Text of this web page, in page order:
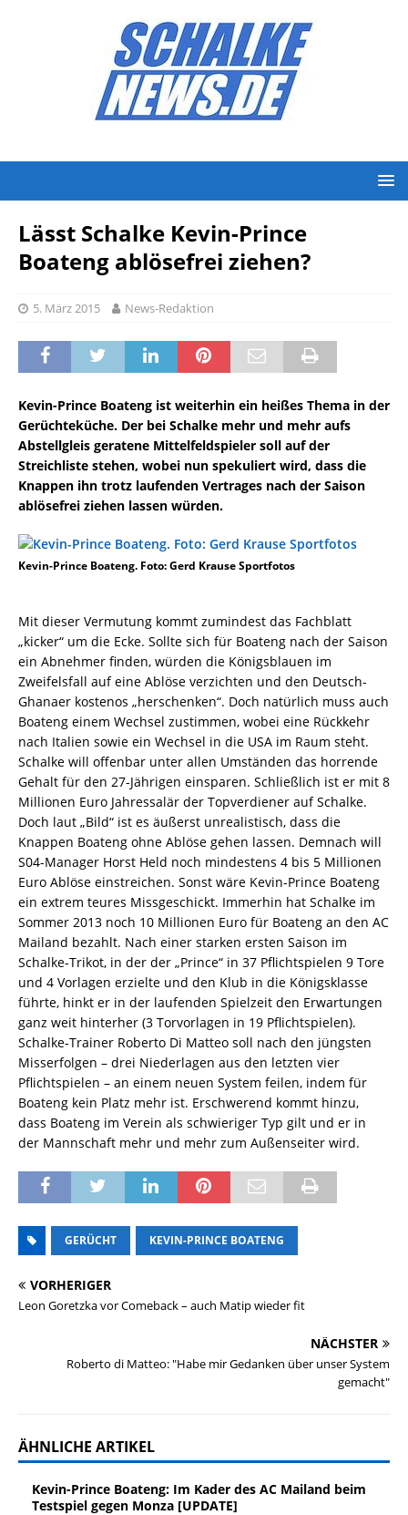
Lässt Schalke Kevin-Prince
Boateng ablösefrei ziehen?
5. März 2015 News-Redaktion
Kevin-Prince Boateng ist weiterhin ein heißes Thema in der
Gerüchteküche. Der bei Schalke mehr und mehr aufs
Abstellgleis geratene Mittelfeldspieler soll auf der
Streichliste stehen, wobei nun spekuliert wird, dass die
Knappen ihn trotz laufenden Vertrages nach der Saison
ablösefrei ziehen lassen würden.
Kevin-Prince Boateng. Foto: Gerd Krause Sportfotos
Mit dieser Vermutung kommt zumindest das Fachblatt
„kicker“ um die Ecke. Sollte sich für Boateng nach der Saison
ein Abnehmer finden, würden die Königsblauen im
Zweifelsfall auf eine Ablöse verzichten und den Deutsch-
Ghanaer kostenos „herschenken“. Doch natürlich muss auch
Boateng einem Wechsel zustimmen, wobei eine Rückkehr
nach Italien sowie ein Wechsel in die USA im Raum steht.
Schalke will offenbar unter allen Umständen das horrende
Gehalt für den 27-Jährigen einsparen. Schließlich ist er mit 8
Millionen Euro Jahressalär der Topverdiener auf Schalke.
Doch laut „Bild“ ist es äußerst unrealistisch, dass die
Knappen Boateng ohne Ablöse gehen lassen. Demnach will
S04-Manager Horst Held noch mindestens 4 bis 5 Millionen
Euro Ablöse einstreichen. Sonst wäre Kevin-Prince Boateng
ein extrem teures Missgeschickt. Immerhin hat Schalke im
Sommer 2013 noch 10 Millionen Euro für Boateng an den AC
Mailand bezahlt. Nach einer starken ersten Saison im
Schalke-Trikot, in der der „Prince“ in 37 Pflichtspielen 9 Tore
und 4 Vorlagen erzielte und den Klub in die Königsklasse
führte, hinkt er in der laufenden Spielzeit den Erwartungen
ganz weit hinterher (3 Torvorlagen in 19 Pflichtspielen).
Schalke-Trainer Roberto Di Matteo soll nach den jüngsten
Misserfolgen – drei Niederlagen aus den letzten vier
Pflichtspielen – an einem neuen System feilen, indem für
Boateng kein Platz mehr ist. Erschwerend kommt hinzu,
dass Boateng im Verein als schwieriger Typ gilt und er in
der Mannschaft mehr und mehr zum Außenseiter wird.
GERÜCHT KEVIN-PRINCE BOATENG
VORHERIGER
Leon Goretzka vor Comeback – auch Matip wieder fit
NÄCHSTER
Roberto di Matteo: "Habe mir Gedanken über unser System
gemacht"
ÄHNLICHE ARTIKEL
Kevin-Prince Boateng: Im Kader des AC Mailand beim
Testspiel gegen Monza [UPDATE]